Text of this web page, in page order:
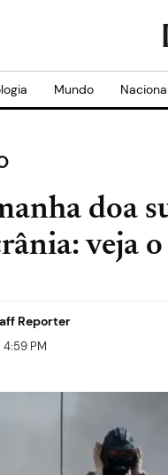
Mundo
doa
veja
Reporter
4:59 PM